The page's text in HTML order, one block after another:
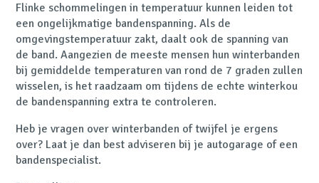
Flinke schommelingen in temperatuur kunnen leiden tot
een ongelijkmatige bandenspanning. Als de
omgevingstemperatuur zakt, daalt ook de spanning van
de band. Aangezien de meeste mensen hun winterbanden
bij gemiddelde temperaturen van rond de 7 graden zullen
wisselen, is het raadzaam om tijdens de echte winterkou
de bandenspanning extra te controleren.
Heb je vragen over winterbanden of twijfel je ergens
over? Laat je dan best adviseren bij je autogarage of een
bandenspecialist.